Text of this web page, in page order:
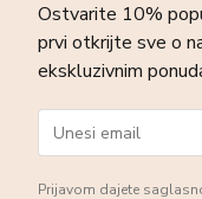
sve o najnovijim
ponudama te
Ostvarite 10%
prvi otkrijte sve o
ekskluzivnim
Prijavom dajete